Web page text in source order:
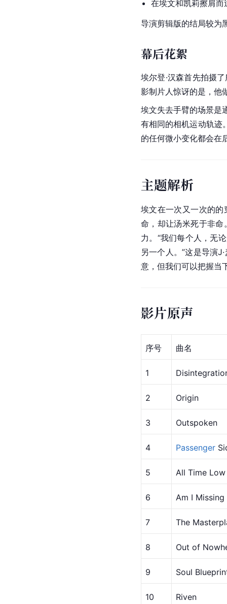
在埃文和凯莉擦肩
导演剪辑版的结局较为
幕后花絮
埃尔登·汉森首先拍摄
影制片人惊讶的是，他
埃文失去手臂的场景是
有相同的相机运动轨迹
的任何微小变化都会在
主题解析
埃文在一次又一次的
命，却让汤米死于非
力。“我们每个人，无
另一个人。”这是导演
意，但我们可以把握当
影片原声
序号 曲名
1
2 Origin
3 Outspoken
4 Passenger
5 All Time Low
6 Am I Missing
7 The
8 Out of
9 Soul
10 Riven